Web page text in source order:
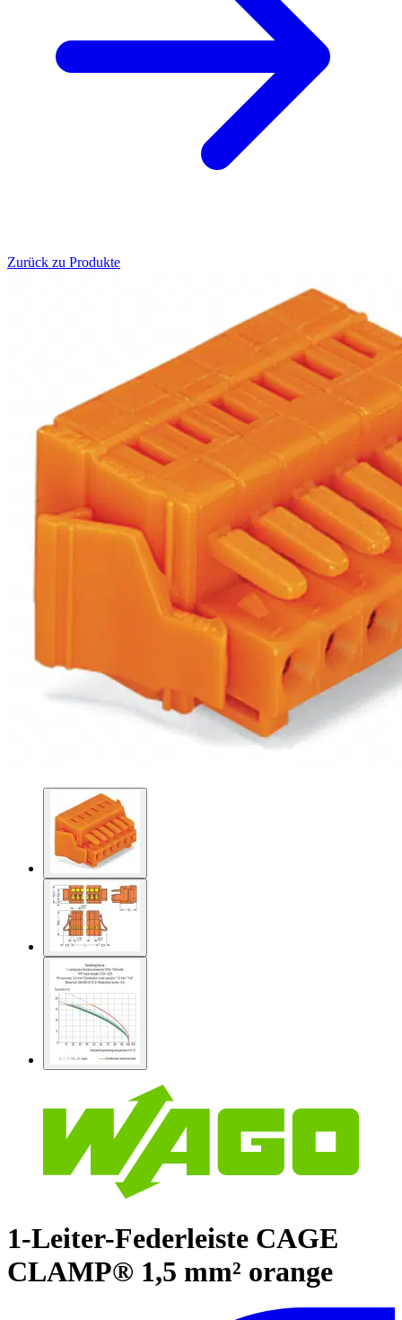
Zurück zu Produkte
1-Leiter-Federleiste CAGE
CLAMP® 1,5 mm² orange